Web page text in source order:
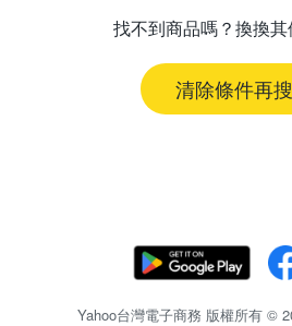
找不到商品嗎？換換其
清除條件再
Yahoo台灣電子商務 版權所有 ©